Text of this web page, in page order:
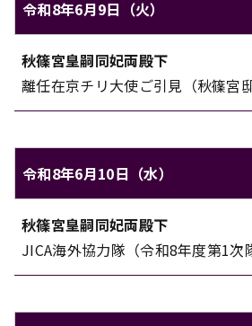
令和8年6月9日（火）
対象 内容
秋篠宮皇嗣同妃両殿下
離任在京チリ大使ご引見（秋篠宮
令和8年6月10日（水）
対象 内容
秋篠宮皇嗣同妃両殿下
JICA海外協力隊（令和8年度第1